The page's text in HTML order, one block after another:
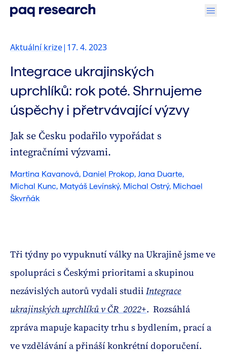
Aktuální krize| 17. 4. 2023
Integrace ukrajinských
uprchlíků: rok poté. Shrnujeme
úspěchy i přetrvávající výzvy
Jak se Česku podařilo vypořádat s
integračními výzvami.
Martina Kavanová, Daniel Prokop, Jana Duarte,
Michal Kunc, Matyáš Levínský, Michal Ostrý, Michael
Škvrňák
Tři týdny po vypuknutí války na Ukrajině jsme ve
spolupráci s Českými prioritami a skupinou
nezávislých autorů vydali studii Integrace
ukrajinských uprchlíků v ČR 2022+. Rozsáhlá
zpráva mapuje kapacity trhu s bydlením, prací a
ve vzdělávání a přináší konkrétní doporučení.